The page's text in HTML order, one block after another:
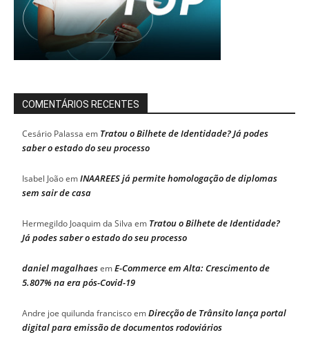
COMENTÁRIOS RECENTES
Cesário Palassa em Tratou o Bilhete de Identidade? Já podes
saber o estado do seu processo
Isabel JoãoemINAAREES já permite homologação de diplomas
sem sair de casa
Hermegildo Joaquim da Silva em Tratou o Bilhete de Identidade?
Já podes saber o estado do seu processo
daniel magalhaesemE-Commerce em Alta: Crescimento de
5.807% na era pós-Covid-19
Andre joe quilunda franciscoemDirecção de Trânsito lança portal
digital para emissão de documentos rodoviários